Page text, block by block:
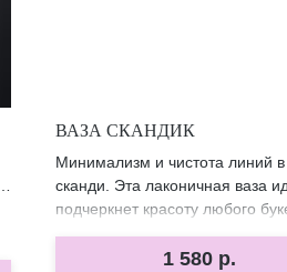
ВАЗА СКАНДИК
Минимализм и чистота линий в
сканди. Эта лаконичная ваза
подчеркнет красоту любого
1 580 р.